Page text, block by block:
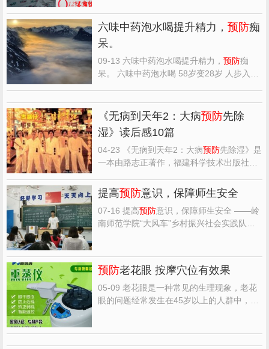
六味中药泡水喝提升精力， 预防痴
呆。
09-13 六味中药泡水喝提升精力， 预防痴
呆。 六味中药泡水喝 58岁变28岁 人步入老
味中药是：远志，益智仁，伸筋草，首鸟，
黄茋，枸杞。(六味药均为5克X10二价40元)
远志，益智仁首鸟，...
《无病到天年2：大病预防先除
湿》读后感10篇
04-23 《无病到天年2：大病预防先除湿》是
一本由路志正著作，福建科学技术出版社出
239，文章吧小编精心整理的一些读者的读
后感，希望对大家能有帮助。 《无病到天年
2：大病预防先除湿》读后感(一)：大病湿先
除 在看这本书之前...
提高预防意识，保障师生安全
07-16 提高预防意识，保障师生安全 ——岭
南师范学院“大风车”乡村振兴社会实践队安
提出了关于台风安全的相关注意事项和提醒
各小组做好预...
预防老花眼 按摩穴位有效果
05-09 老花眼是一种常见的生理现象，老花
眼的问题经常发生在45岁以上的人群中，这